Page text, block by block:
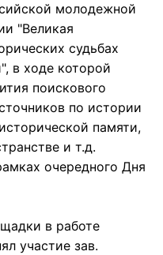
молодежной
"Великая
судьбах
в ходе которой
поискового
по истории
памяти,
и т.д.
очередного Дня
в работе
участие зав.